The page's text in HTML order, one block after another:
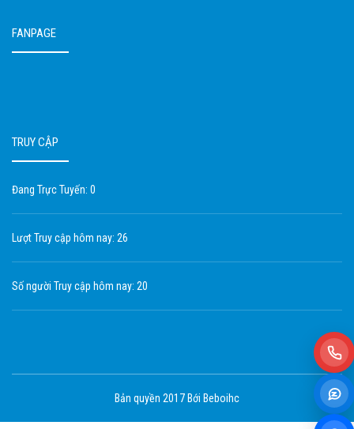
FANPAGE
TRUY CẬP
Đang Trực Tuyến: 0
Lượt Truy cập hôm nay: 26
Số người Truy cập hôm nay: 20
Bản quyền 2017 Bới Beboihc